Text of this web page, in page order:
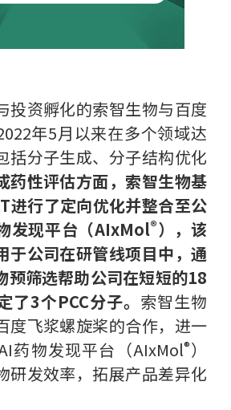
投资孵化的索智生物与百度
年5月以来在多个领域达
括分子生成、分子结构优化
药性评估方面，索智生物基
进行了定向优化并整合至公
发现平台（AIxMol®），该
于公司在研管线项目中，通
预筛选帮助公司在短短的18
了3个PCC分子。 索智生物
度飞浆螺旋桨的合作，进一
药物发现平台（AIxMol®）
研发效率，拓展产品差异化